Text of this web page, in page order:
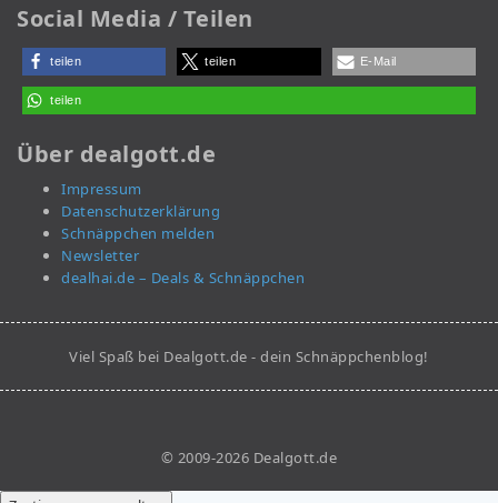
Social Media / Teilen
teilen teilen E-Mail
teilen
Über dealgott.de
Impressum
Datenschutzerklärung
Schnäppchen melden
Newsletter
dealhai.de – Deals & Schnäppchen
Viel Spaß bei Dealgott.de - dein Schnäppchenblog!
© 2009-2026 Dealgott.de